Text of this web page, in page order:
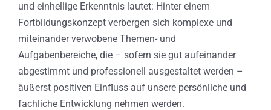
und einhellige Erkenntnis lautet: Hinter einem
Fortbildungskonzept verbergen sich komplexe und
miteinander verwobene Themen- und
Aufgabenbereiche, die – sofern sie gut aufeinander
abgestimmt und professionell ausgestaltet werden –
äußerst positiven Einfluss auf unsere persönliche und
fachliche Entwicklung nehmen werden.